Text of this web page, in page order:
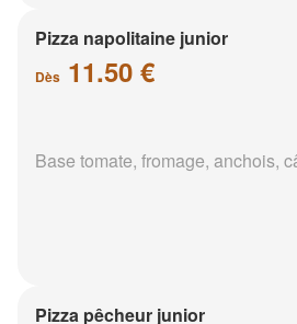
Pizza napolitaine junior
Dès 11.50 €
Base tomate, fromage, anchois,
Pizza pêcheur junior